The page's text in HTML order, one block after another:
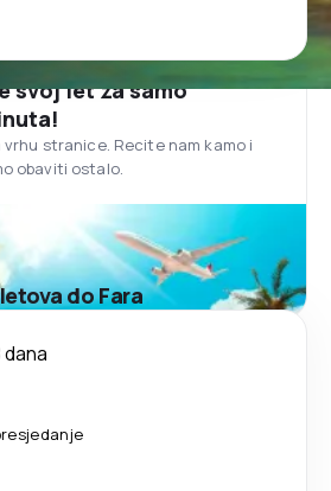
svoj let za samo
stranice. Recite nam kamo i
obaviti ostalo.
do Fara
dana